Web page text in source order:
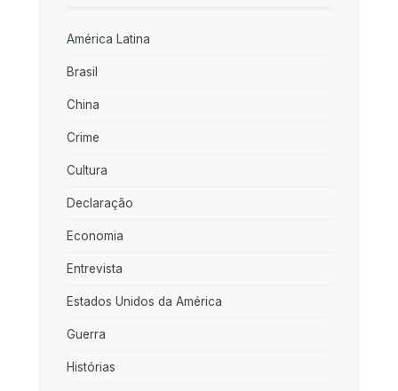
América Latina
Brasil
China
Crime
Cultura
Declaração
Economia
Entrevista
Estados Unidos da América
Guerra
Histórias